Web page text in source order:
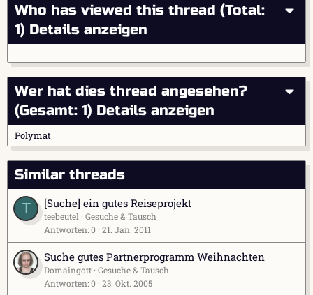
Who has viewed this thread (Total:
1) Details anzeigen
Wer hat dies thread angesehen?
(Gesamt: 1) Details anzeigen
Polymat
Similar threads
T
[Suche] ein gutes Reiseprojekt
teebeutel
Gesuche & Tausch
Antworten 0 21. Jan. 2011
Suche gutes Partnerprogramm Weihnachten
Domaingott Gesuche & Tausch
Antworten 0 23. Okt. 2005